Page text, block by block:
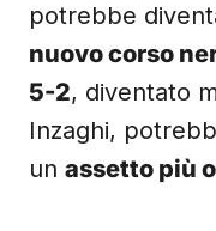
potrebbe
nuovo corso
5-2, diventato
Inzaghi,
un assetto più